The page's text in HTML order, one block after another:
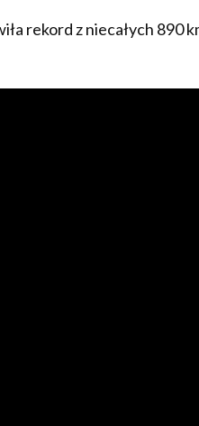
rekord z niecałych 890